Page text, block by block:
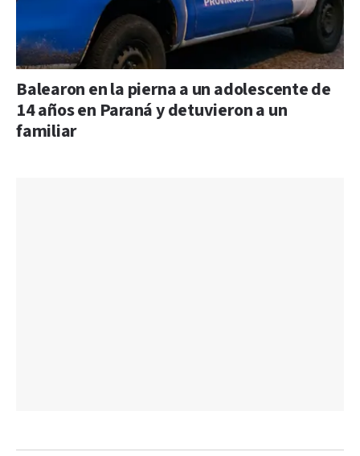
Balearon en la pierna a un adolescente de
14 años en Paraná y detuvieron a un
familiar